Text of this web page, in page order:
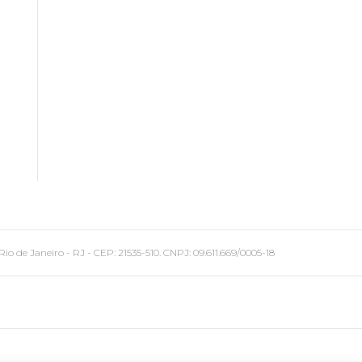
Janeiro - RJ - CEP: 21535-510. CNPJ: 09.611.669/0005-18